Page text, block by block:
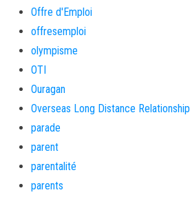
Offre d'Emploi
offresemploi
olympisme
OTI
Ouragan
Overseas Long Distance Relationship
parade
parent
parentalité
parents